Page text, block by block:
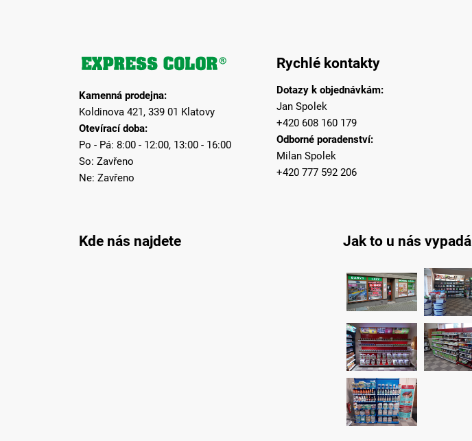
Kamenná prodejna:
Koldinova 421, 339 01 Klatovy
Otevírací doba:
Po - Pá: 8:00 - 12:00, 13:00 - 16:00
So: Zavřeno
Ne: Zavřeno
Rychlé kontakty
Dotazy k objednávkám:
Jan Spolek
+420 608 160 179
Odborné poradenství:
Milan Spolek
+420 777 592 206
Kde nás najdete Jak to u nás vypadá